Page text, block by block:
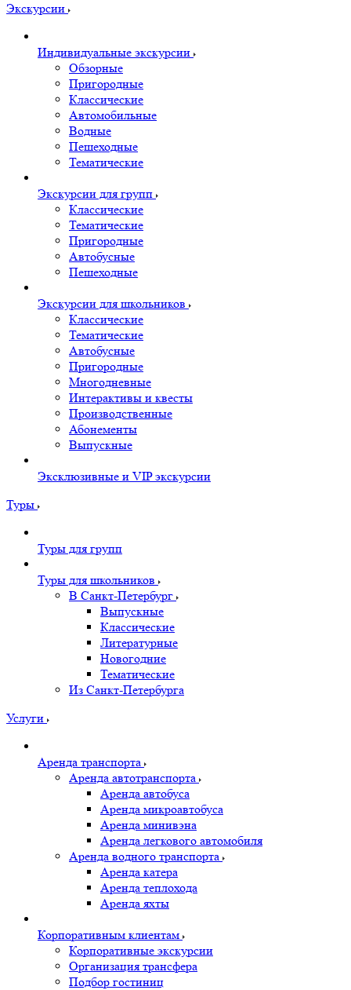
Экскурсии
Индивидуальные экскурсии
Обзорные
Пригородные
Классические
Автомобильные
Водные
Пешеходные
Тематические
Экскурсии для групп
Классические
Тематические
Пригородные
Автобусные
Пешеходные
Экскурсии для школьников
Классические
Тематические
Автобусные
Пригородные
Многодневные
Интерактивы и квесты
Производственные
Абонементы
Выпускные
Эксклюзивные и VIP экскурсии
Туры
Туры для групп
Туры для школьников
В Санкт-Петербург
Выпускные
Классические
Литературные
Новогодние
Тематические
Из Санкт-Петербурга
Услуги
Аренда транспорта
Аренда автотранспорта
Аренда автобуса
Аренда микроавтобуса
Аренда минивэна
Аренда легкового автомобиля
Аренда водного транспорта
Аренда катера
Аренда теплохода
Аренда яхты
Корпоративным клиентам
Корпоративные экскурсии
Организация трансфера
Подбор гостиниц